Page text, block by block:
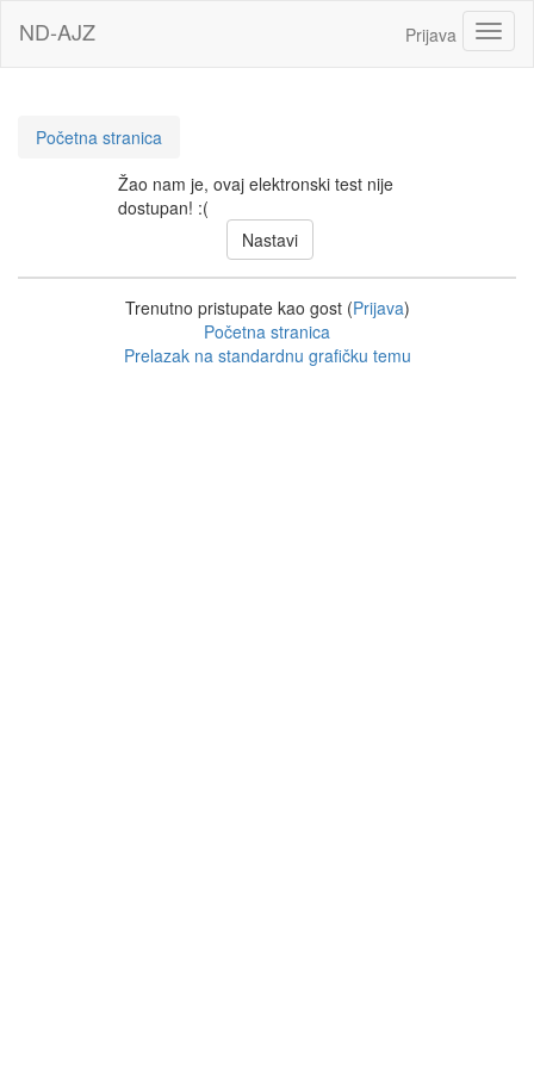
ND-AJZ Prijava
Početna stranica
Žao nam je, ovaj elektronski test nije
dostupan! :(
Trenutno pristupate kao gost (Prijava)
Početna stranica
Prelazak na standardnu grafičku temu